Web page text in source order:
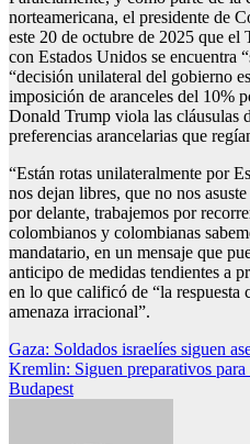
norteamericana, el presidente de
este 20 de octubre de 2025 que
con Estados Unidos se encuentra
“decisión unilateral del gobierno
imposición de aranceles del 10%
Donald Trump viola las cláusulas
preferencias arancelarias que
“Están rotas unilateralmente por
nos dejan libres, que no nos
por delante, trabajemos por
colombianos y colombianas
mandatario, en un mensaje que
anticipo de medidas tendientes a
en lo que calificó de “la respuesta
amenaza irracional”.
Navegación
de
Gaza: Soldados israelíes siguen
Kremlin: Siguen preparativos
Budapest